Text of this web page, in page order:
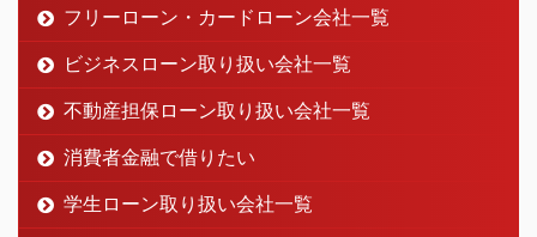
フリーローン・カードローン会社一覧
ビジネスローン取り扱い会社一覧
不動産担保ローン取り扱い会社一覧
消費者金融で借りたい
学生ローン取り扱い会社一覧